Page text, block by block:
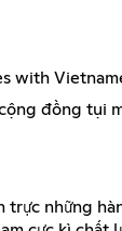
with
đồng tụi
trực những